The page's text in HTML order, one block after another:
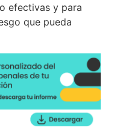
efectivas y para
que pueda